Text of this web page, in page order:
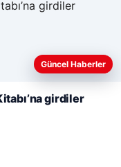
amacıyla çerezler
Güncel Haberler
girdiler